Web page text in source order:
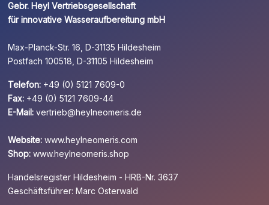
Gebr. Heyl Vertriebsgesellschaft
für innovative Wasseraufbereitung mbH
Max-Planck-Str. 16, D-31135 Hildesheim
Postfach 100518, D-31105 Hildesheim
Telefon: +49 (0) 5121 7609-0
Fax: +49 (0) 5121 7609-44
E-Mail: vertrieb@heylneomeris.de
Website: www.heylneomeris.com
Shop: www.heylneomeris.shop
Handelsregister Hildesheim - HRB-Nr. 3637
Geschäftsführer: Marc Osterwald